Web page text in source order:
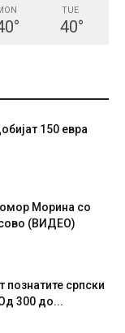
°
TUE
40°
150 евра
Морина со
(ВИДЕО)
познатите српски
300 до...